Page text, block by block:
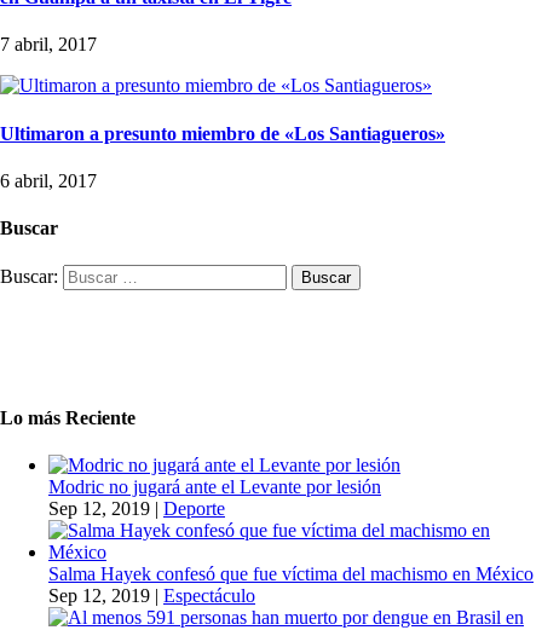
7 abril, 2017
Ultimaron a presunto miembro de «Los Santiagueros»
6 abril, 2017
Buscar
Buscar:
Lo más Reciente
Modric no jugará ante el Levante por lesión
Sep 12, 2019 | Deporte
Salma Hayek confesó que fue víctima del machismo en México
Sep 12, 2019 | Espectáculo